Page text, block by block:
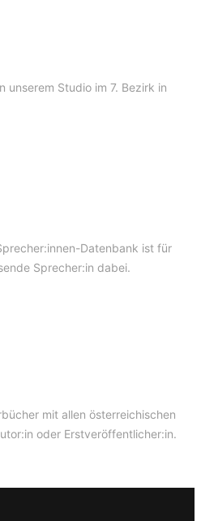
unserem Studio im 7. Bezirk in
Datenbank ist für
Sprecher:in dabei.
mit allen österreichischen
oder Erstveröffentlicher:in.